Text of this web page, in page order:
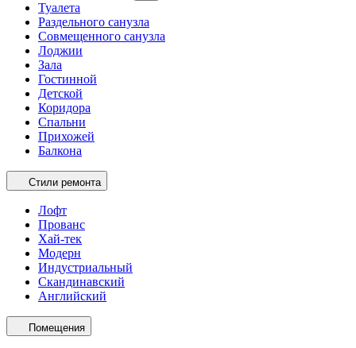
Туалета
Раздельного санузла
Совмещенного санузла
Лоджии
Зала
Гостинной
Детской
Коридора
Спальни
Прихожей
Балкона
Стили ремонта
Лофт
Прованс
Хай-тек
Модерн
Индустриальный
Скандинавский
Английский
Помещения